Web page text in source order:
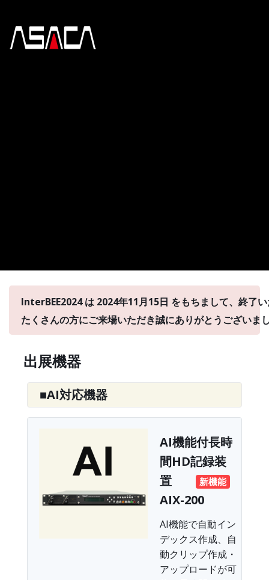
InterBEE2024 は 2024年11月15日 をもちまして、終了
たくさんの方にご来場いただき誠にありがとうございま
出展機器
■AI対応機器
AI機能付長時
間HD記録装
置
新機能
AIX-200
AI機能で自動イン
デックス作成、自
動クリップ作成・
アップロードが可